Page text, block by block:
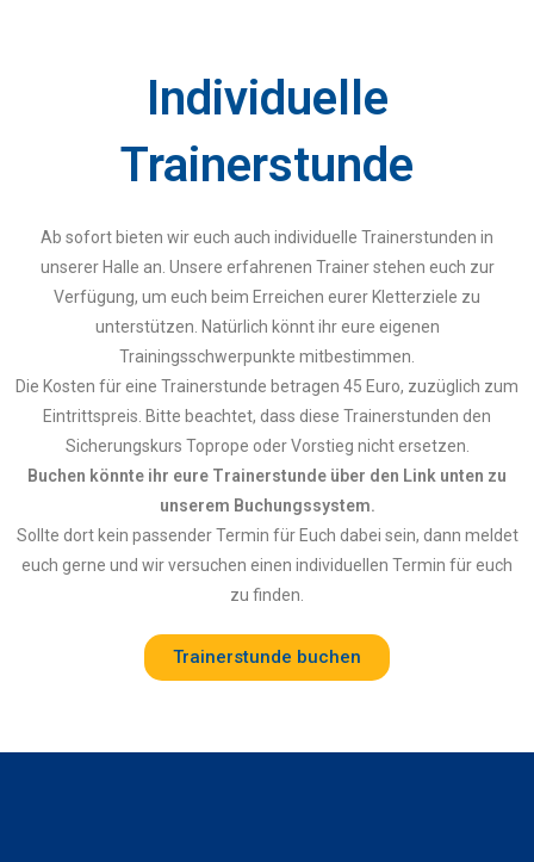
Individuelle
Trainerstunde
Ab sofort bieten wir euch auch individuelle Trainerstunden in
unserer Halle an. Unsere erfahrenen Trainer stehen euch zur
Verfügung, um euch beim Erreichen eurer Kletterziele zu
unterstützen. Natürlich könnt ihr eure eigenen
Trainingsschwerpunkte mitbestimmen.
Die Kosten für eine Trainerstunde betragen 45 Euro, zuzüglich zum
Eintrittspreis. Bitte beachtet, dass diese Trainerstunden den
Sicherungskurs Toprope oder Vorstieg nicht ersetzen.
Buchen könnte ihr eure Trainerstunde über den Link unten zu
unserem Buchungssystem.
Sollte dort kein passender Termin für Euch dabei sein, dann meldet
euch gerne und wir versuchen einen individuellen Termin für euch
zu finden.
Trainerstunde buchen